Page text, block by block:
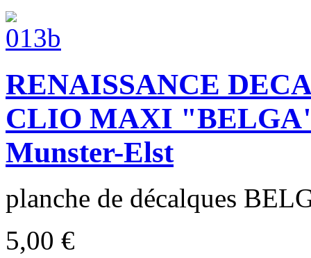
RENAISSANCE
CLIO MAXI "BELGA"
Munster-Elst
planche de décalques
5,00 €